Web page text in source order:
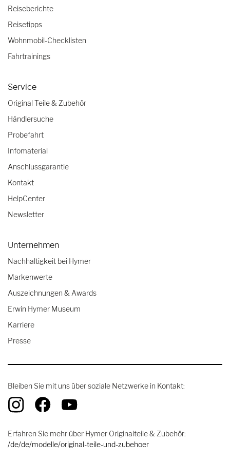
Reiseberichte
Reisetipps
Wohnmobil-Checklisten
Fahrtrainings
Service
Original Teile & Zubehör
Händlersuche
Probefahrt
Infomaterial
Anschlussgarantie
Kontakt
HelpCenter
Newsletter
Unternehmen
Nachhaltigkeit bei Hymer
Markenwerte
Auszeichnungen & Awards
Erwin Hymer Museum
Karriere
Presse
Bleiben Sie mit uns über soziale Netzwerke in Kontakt:
Erfahren Sie mehr über Hymer Originalteile & Zubehör:
/de/de/modelle/original-teile-und-zubehoer